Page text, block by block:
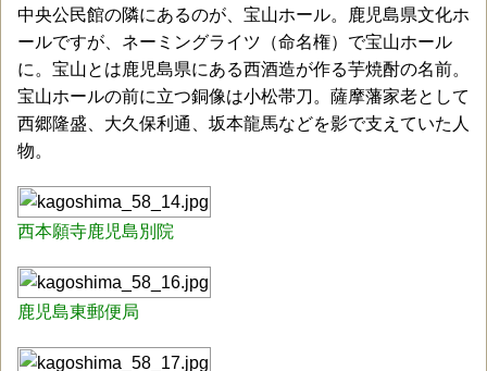
中央公民館の隣にあるのが、宝山ホール。鹿児島県文化ホ
ールですが、ネーミングライツ（命名権）で宝山ホール
に。宝山とは鹿児島県にある西酒造が作る芋焼酎の名前。
宝山ホールの前に立つ銅像は小松帯刀。薩摩藩家老として
西郷隆盛、大久保利通、坂本龍馬などを影で支えていた人
物。
西本願寺鹿児島別院
鹿児島東郵便局